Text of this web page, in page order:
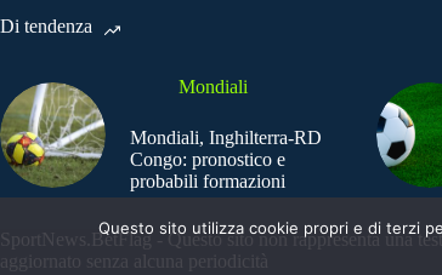
Di tendenza
Mondiali
Mondiali, Inghilterra-RD
Congo: pronostico e
probabili formazioni
SportNews.BetFlag - Questo sito non rappresenta una
aggiornato senza alcuna periodicità
Questo sito utilizza cookie propri e di terzi